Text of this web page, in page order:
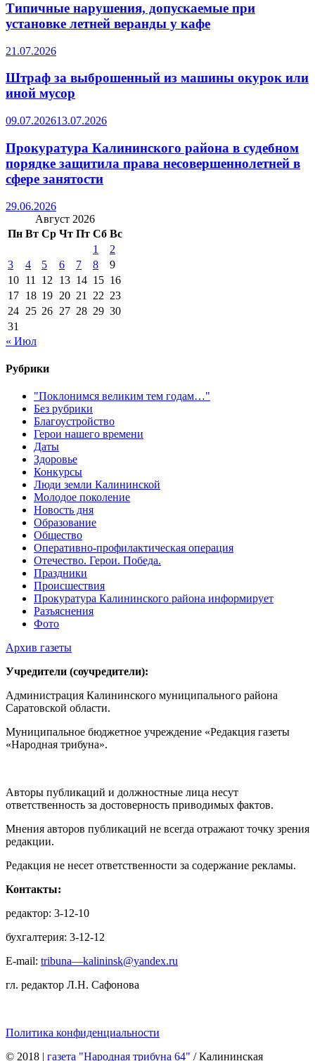
Типичные нарушения, допускаемые при
установке летней веранды у кафе
21.07.2026
Штраф за выброшенный из машины окурок или
иной мусор
09.07.202613.07.2026
Прокуратура Калининского района в судебном
порядке защитила права несовершеннолетней в
сфере занятости
29.06.2026
Август 2026
Пн Вт Ср Чт Пт Сб Вс
1
2
3
4 5 6 7 8
9
10 11 12 13 14 15 16
17 18 19 20 21 22 23
24 25 26 27 28 29 30
31
« Июл
Рубрики
"Поклонимся великим тем годам…"
Без рубрики
Благоустройство
Герои нашего времени
Даты
Здоровье
Конкурсы
Люди земли Калининской
Молодое поколение
Новость дня
Образование
Общество
Оперативно-профилактическая операция
Отечество. Герои. Победа.
Праздники
Происшествия
Прокуратура Калининского района информирует
Разъяснения
Фото
Архив газеты
Учредители (соучредители):
Администрация Калининского муниципального района
Саратовской области.
Муниципальное бюджетное учреждение «Редакция газеты
«Народная трибуна».
Авторы публикаций и должностные лица несут
ответственность за достоверность приводимых фактов.
Мнения авторов публикаций не всегда отражают точку зрения
редакции.
Редакция не несет ответственности за содержание рекламы.
Контакты:
редактор: 3-12-10
бухгалтерия: 3-12-12
E-mail: tribuna—kalininsk@yandex.ru
гл. редактор Л.Н. Сафонова
Политика конфиденциальности
© 2018 | газета "Народная трибуна 64" / Калининская